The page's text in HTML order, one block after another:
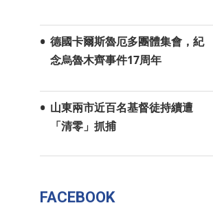
德國卡爾斯魯厄多團體集會，紀
念烏魯木齊事件17周年
山東兩市近百名基督徒持續遭
「清零」抓捕
FACEBOOK